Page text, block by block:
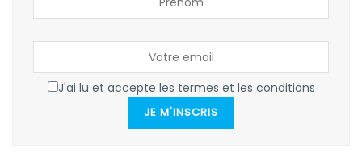
J'ai lu et accepte les termes et les conditions
JE M'INSCRIS